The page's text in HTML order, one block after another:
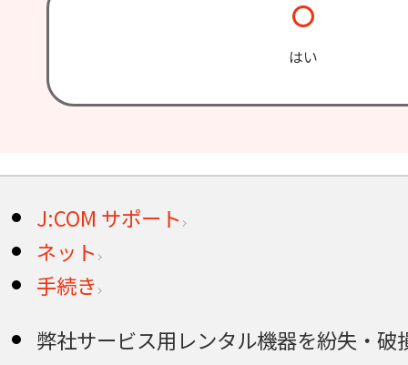
はい
J:COM サポート
ネット
手続き
弊社サービス用レンタル機器を紛失・破